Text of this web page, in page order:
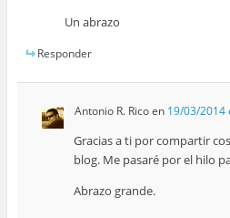
Un abrazo
Responder
Antonio R. Ricoen 19/03/2014
Gracias a ti por compartir
blog. Me pasaré por el hilo
Abrazo grande.